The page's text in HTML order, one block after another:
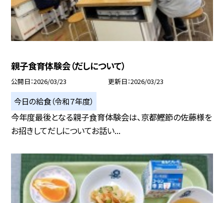
親子食育体験会（だしについて）
公開日 2026/03/23 更新日 2026/03/23
今日の給食（令和７年度）
今年度最後となる親子食育体験会は、京都鰹節の佐藤様を
お招きしてだしについてお話い...